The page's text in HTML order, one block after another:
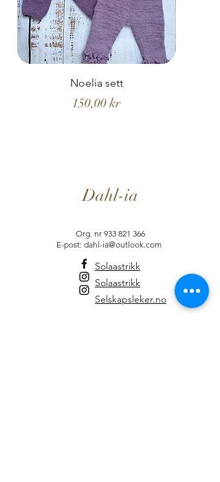
Noelia sett
Pris
150,00 kr
Dahl-ia
Org. nr 933 821 366
E-post: dahl-ia@outlook.com
Solaastrikk
Solaastrikk
Selskapsleker.no